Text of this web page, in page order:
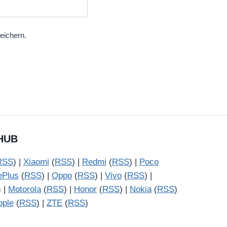
) | Xiaomi (RSS) | Redmi (RSS) | Poco
(RSS) | Oppo (RSS) | Vivo (RSS) |
| Motorola(RSS) | Honor (RSS) | Nokia(RSS)
(RSS) | ZTE (RSS)